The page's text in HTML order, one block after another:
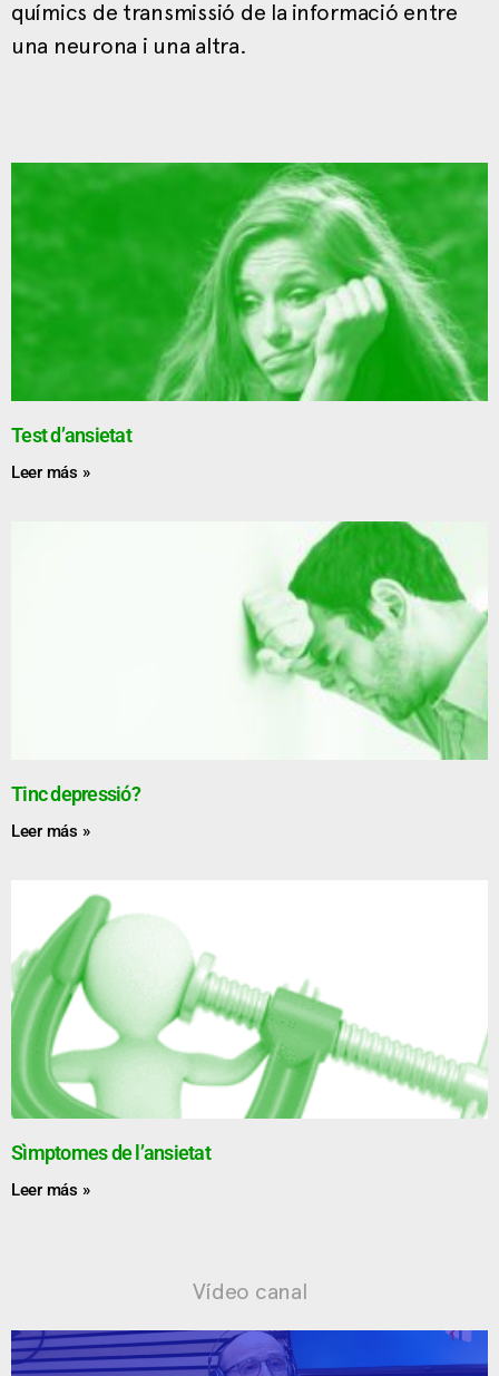
químics de transmissió de la informació entre
una neurona i una altra.
Test d’ansietat
Leer más »
Tinc depressió?
Leer más »
Sìmptomes de l’ansietat
Leer más »
Vídeo canal